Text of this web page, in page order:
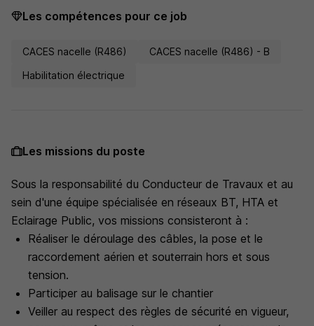
Les compétences pour ce job
CACES nacelle (R486)
CACES nacelle (R486) - B
Habilitation électrique
Les missions du poste
Sous la responsabilité du Conducteur de Travaux et au
sein d'une équipe spécialisée en réseaux BT, HTA et
Eclairage Public, vos missions consisteront à :
Réaliser le déroulage des câbles, la pose et le
raccordement aérien et souterrain hors et sous
tension.
Participer au balisage sur le chantier
Veiller au respect des règles de sécurité en vigueur,